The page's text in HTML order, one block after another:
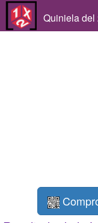
Quiniela del